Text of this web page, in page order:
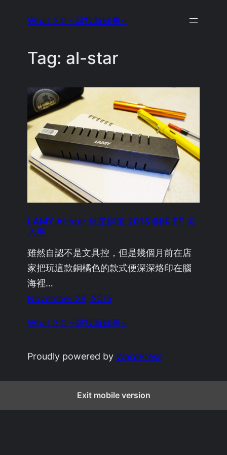
What 3.0 ~尋找新鮮事~
Tag: al-star
LAMY Al-star 恆星鋼筆 2015 銅橘 EF 尖
入手
雖然自認不是文具控，但是幾個月前在店
家把玩這款銅橘色的款式便深深烙印在腦
海裡…
November 28, 2015
What 3.0 ~尋找新鮮事~
Proudly powered byWordPress
Exit mobile version